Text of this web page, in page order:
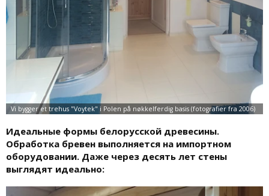
Идеальные формы белорусской древесины.
Обработка бревен выполняется на импортном
оборудовании. Даже через десять лет стены
выглядят идеально: